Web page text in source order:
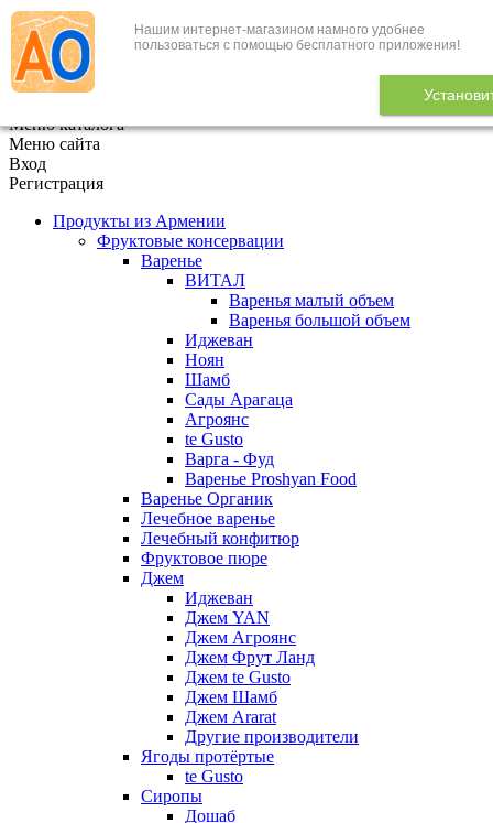
Нашим интернет-магазином намного удобнее
пользоваться с помощью бесплатного приложения!
+7 (495) 646-888-1
В корзине 0
Меню каталога
Меню сайта
Вход
Регистрация
Продукты из Армении
Фруктовые консервации
Варенье
ВИТАЛ
Варенья малый объем
Варенья большой объем
Иджеван
Ноян
Шамб
Сады Арагаца
Агроянс
te Gusto
Варга - Фуд
Варенье Proshyan Food
Варенье Органик
Лечебное варенье
Лечебный конфитюр
Фруктовое пюре
Джем
Иджеван
Джем YAN
Джем Агроянс
Джем Фрут Ланд
Джем te Gusto
Джем Шамб
Джем Ararat
Другие производители
Ягоды протёртые
te Gusto
Сиропы
Дошаб